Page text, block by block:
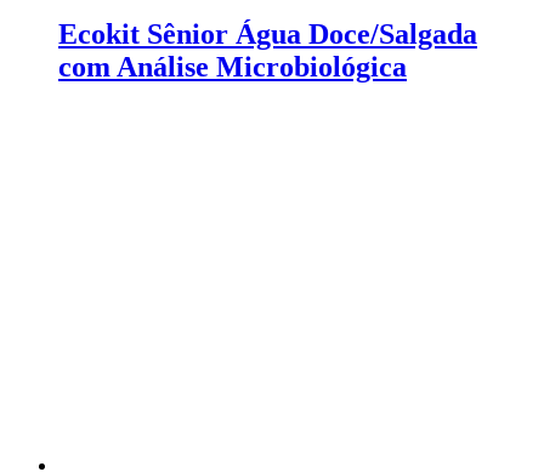
Ecokit Sênior Água Doce/Salgada
com Análise Microbiológica